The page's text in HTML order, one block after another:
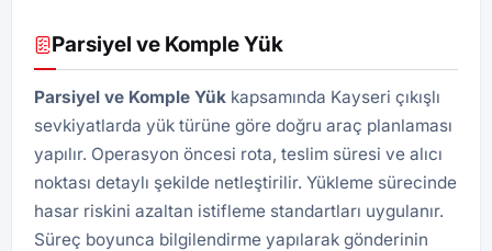
Parsiyel ve Komple Yük
Parsiyel ve Komple Yük kapsamında Kayseri çıkışlı
sevkiyatlarda yük türüne göre doğru araç planlaması
yapılır. Operasyon öncesi rota, teslim süresi ve alıcı
noktası detaylı şekilde netleştirilir. Yükleme sürecinde
hasar riskini azaltan istifleme standartları uygulanır.
Süreç boyunca bilgilendirme yapılarak gönderinin